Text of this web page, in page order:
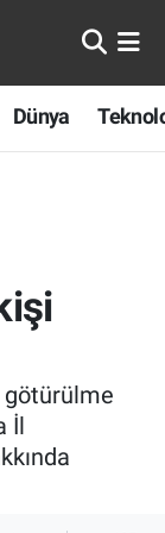
Dünya
götürülme
İl